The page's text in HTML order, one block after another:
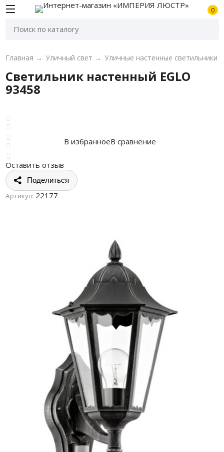
0
Главная → Уличный свет → Уличные настенные светильники
Светильник настенный EGLO
93458
Оставить отзыв
В избранноеВ сравнение
Поделиться
Артикул: 22177